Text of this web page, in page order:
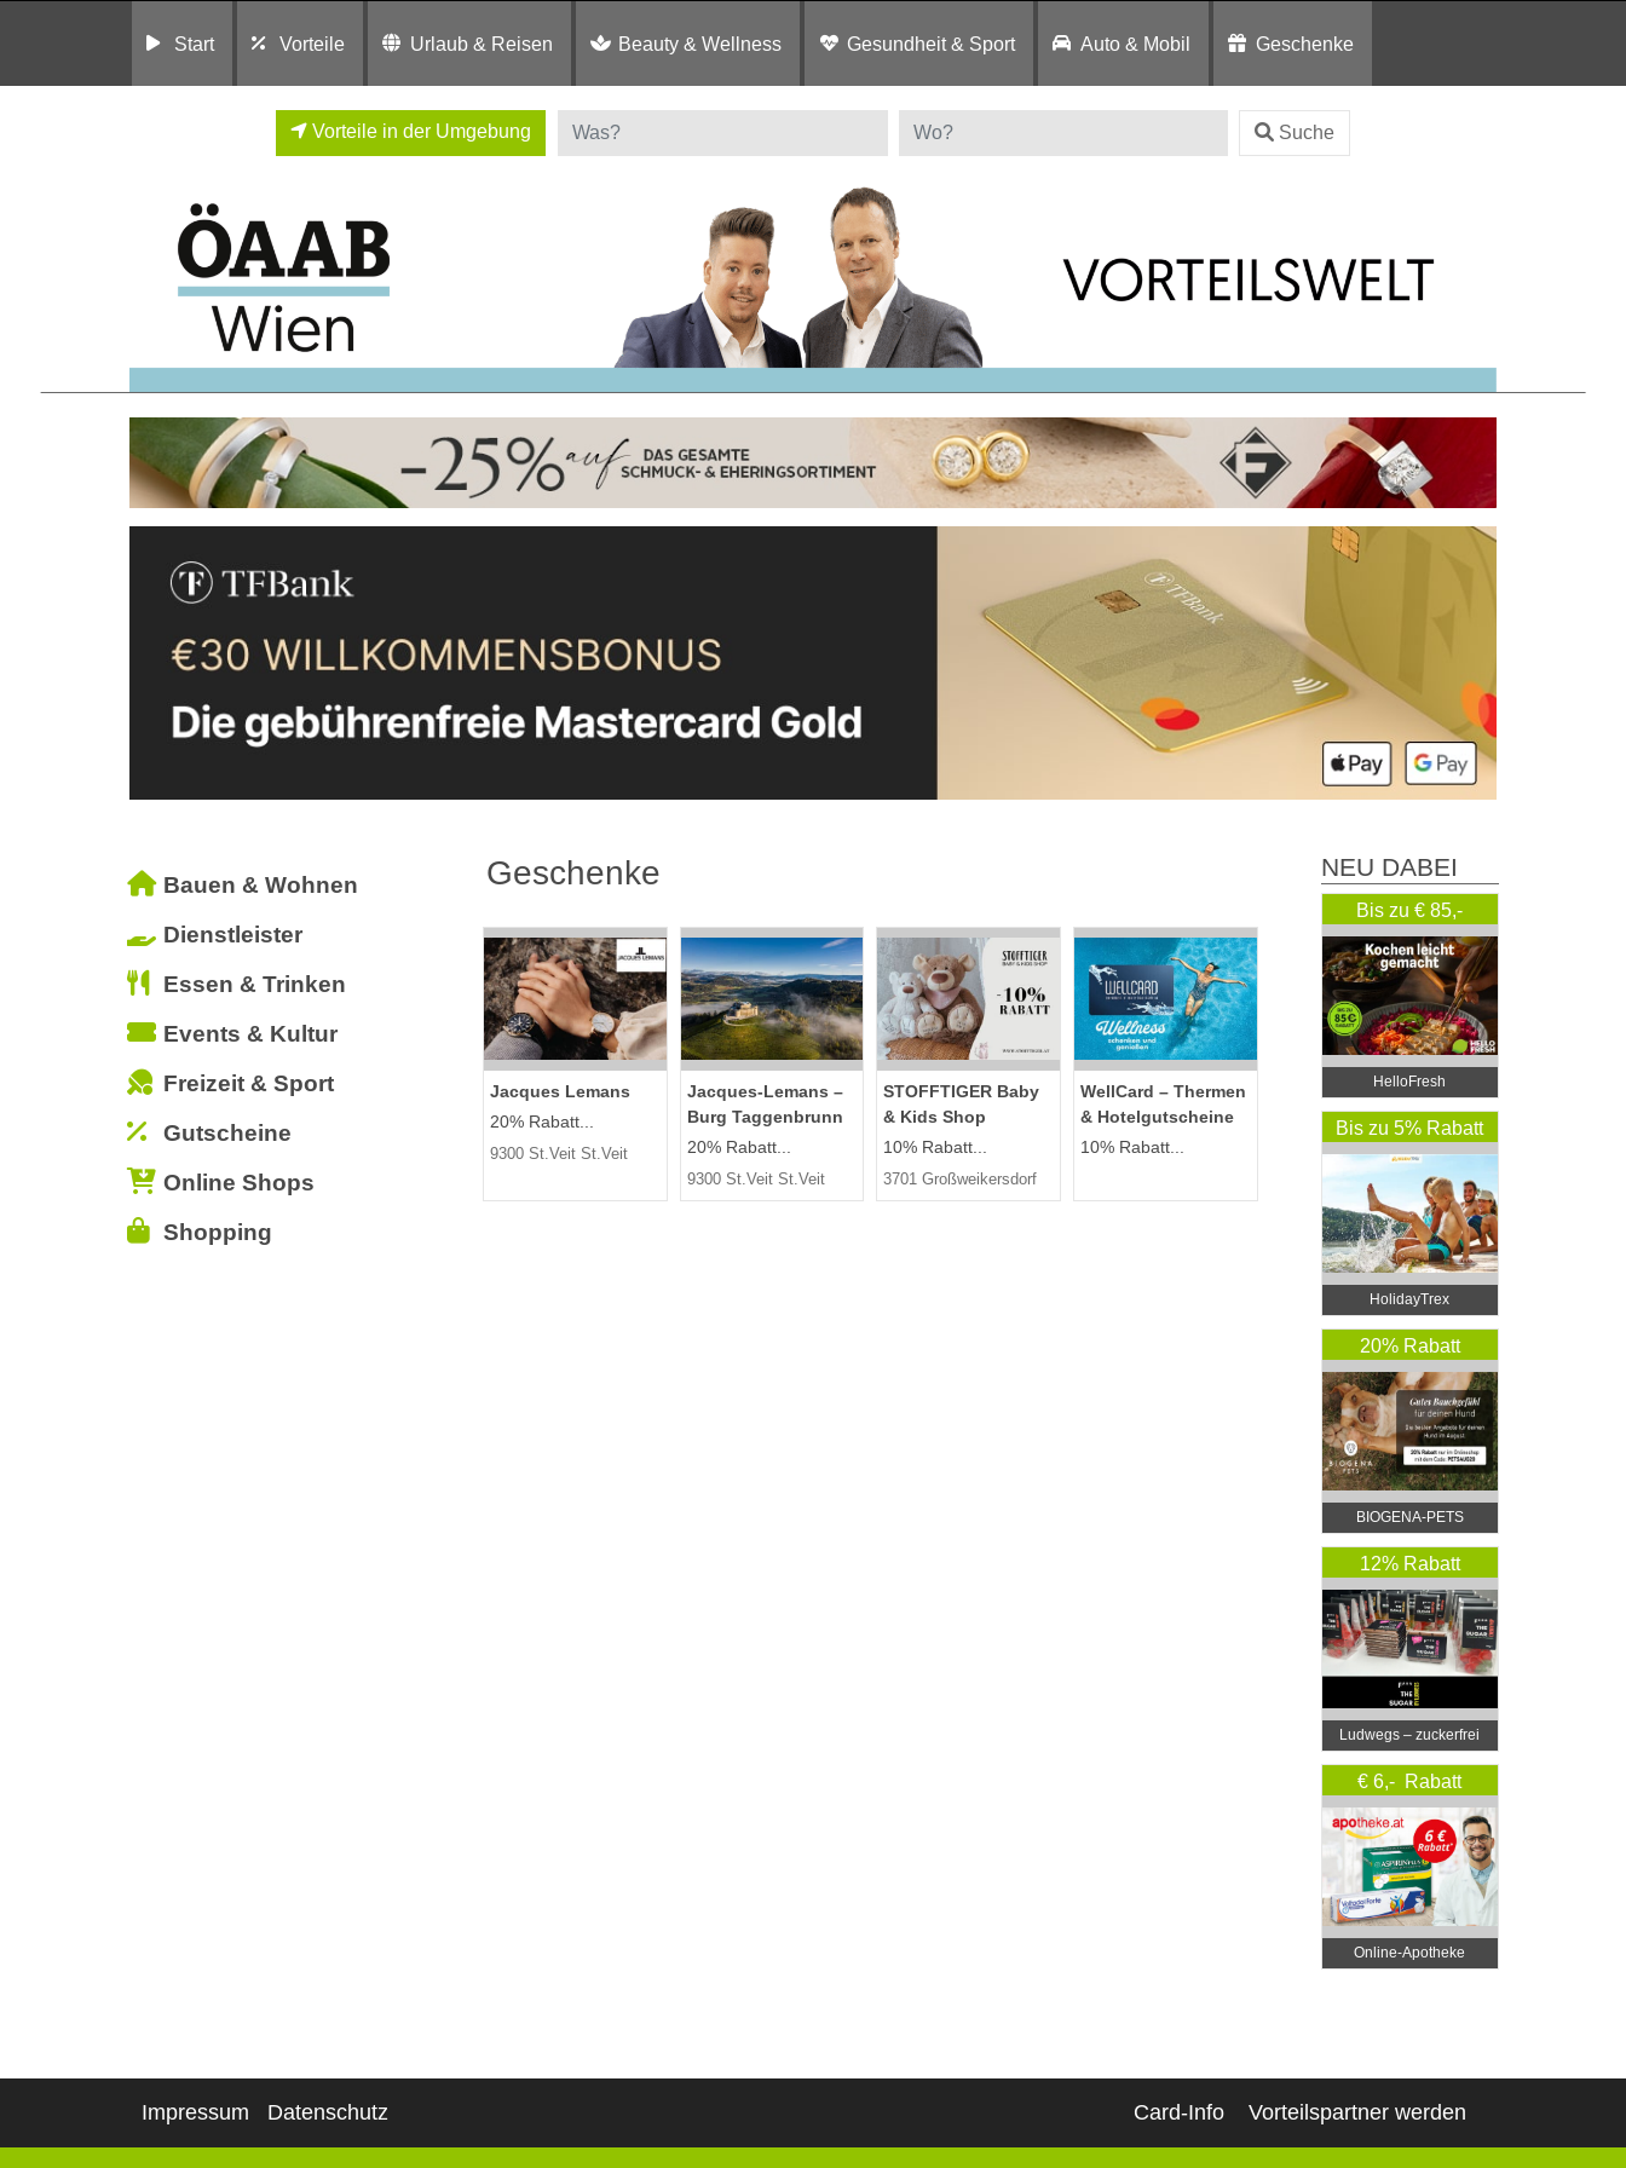
Start Vorteile Urlaub & Reisen Beauty & Wellness Gesundheit & Sport Auto & Mobil Geschenke
Vorteile in der Umgebung Suche
Bauen & Wohnen
Dienstleister
Essen & Trinken
Events & Kultur
Freizeit & Sport
Gutscheine
Online Shops
Shopping
Geschenke
Jacques Lemans
20% Rabatt...
9300 St.Veit St.Veit
Jacques-Lemans –
Burg Taggenbrunn
20% Rabatt...
9300 St.Veit St.Veit
STOFFTIGER Baby
& Kids Shop
10% Rabatt...
3701 Großweikersdorf
WellCard – Thermen
& Hotelgutscheine
10% Rabatt...
NEU DABEI
Bis zu € 85,-
Rabatt
HelloFresh
Bis zu 5% Rabatt
HolidayTrex
20% Rabatt
BIOGENA-PETS
12% Rabatt
Ludwegs – zuckerfrei
leben
€ 6,- Rabatt
Online‑Apotheke
Impressum Datenschutz Card-Info Vorteilspartner werden